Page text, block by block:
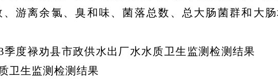
、游离余氯、臭和味、菌落总数、总大肠菌群和大
季度禄劝县市政供水出厂水水质卫生监测检测结果
卫生监测检测结果